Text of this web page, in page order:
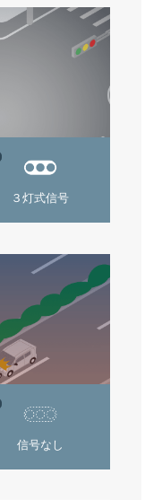
３灯式信号
信号なし